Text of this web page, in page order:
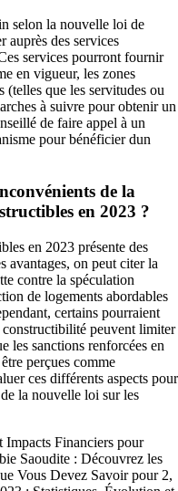
selon la nouvelle loi de
auprès des services
services pourront fournir
en vigueur, les zones
(telles que les servitudes ou
à suivre pour obtenir un
de faire appel à un
pour bénéficier dun
de la
en 2023 ?
en 2023 présente des
avantages, on peut citer la
contre la spéculation
de logements abordables
certains pourraient
constructibilité peuvent limiter
les sanctions renforcées en
perçues comme
ces différents aspects pour
la nouvelle loi sur les
Impacts Financiers pour
Saoudite : Découvrez les
Vous Devez Savoir pour 2,